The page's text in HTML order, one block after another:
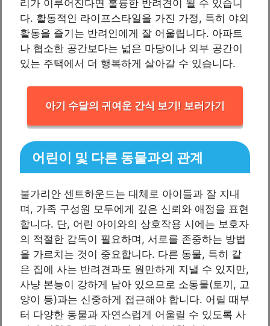
리가 이루어진다면 훌륭한 반려견이 될 수 있습니
다. 활동적인 라이프스타일을 가진 가정, 특히 야외
활동을 즐기는 반려인에게 잘 어울립니다. 아파트
나 협소한 공간보다는 넓은 마당이나 외부 공간이
있는 주택에서 더 행복하게 살아갈 수 있습니다.
아기 수달의 귀여운 간식 보기! 보러가기
어린이 및 다른 동물과의 관계
불가리안 센트하운드는 대체로 아이들과 잘 지내
며, 가족 구성원 모두에게 깊은 신뢰와 애정을 표현
합니다. 단, 어린 아이와의 상호작용 시에는 보호자
의 적절한 감독이 필요하며, 서로를 존중하는 방법
을 가르치는 것이 중요합니다. 다른 동물, 특히 같
은 집에 사는 반려견과도 원만하게 지낼 수 있지만,
사냥 본능이 강하게 남아 있으므로 소동물(토끼, 고
양이 등)과는 신중하게 접근해야 합니다. 어릴 때부
터 다양한 동물과 자연스럽게 어울릴 수 있도록 사